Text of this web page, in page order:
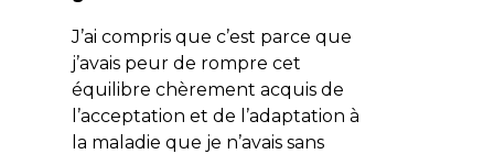
J’ai compris que c’est parce que
j’avais peur de rompre cet
équilibre chèrement acquis de
l’acceptation et de l’adaptation à
la maladie que je n’avais sans